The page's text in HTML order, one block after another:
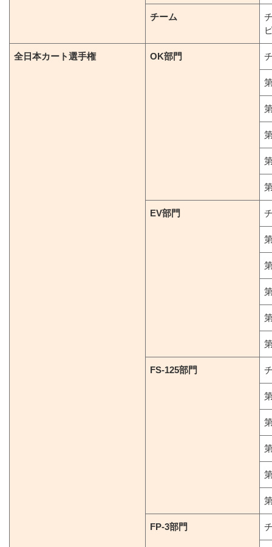
チーム
全日本カート選手権 OK部門
EV部門
FS-125部門
FP-3部門